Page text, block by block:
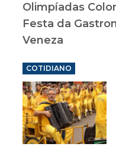
Olimpíadas
Festa da
Veneza
COTIDIANO